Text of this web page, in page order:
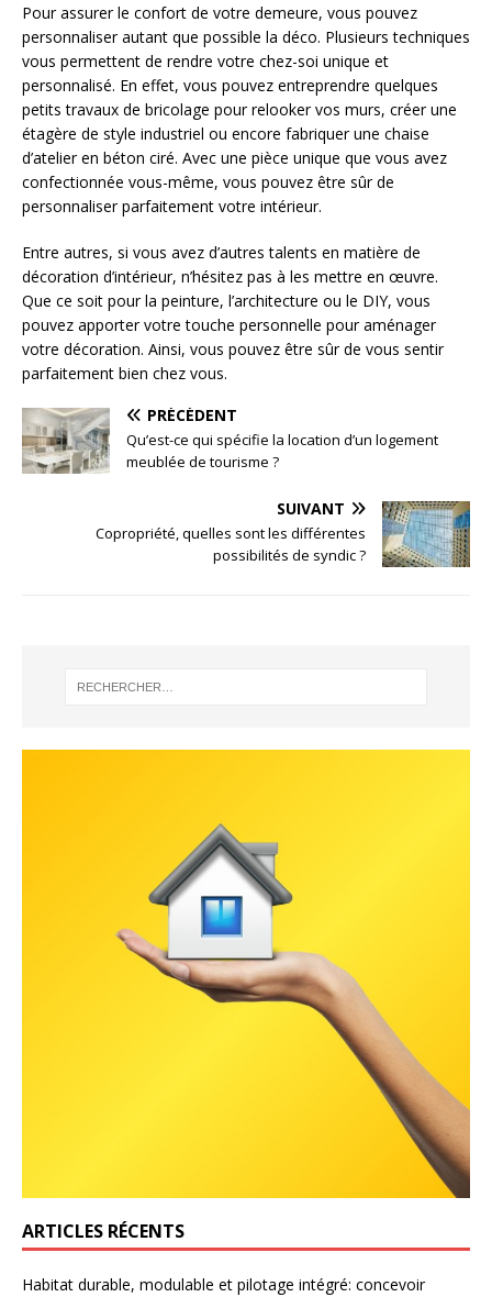
Pour assurer le confort de votre demeure, vous pouvez
personnaliser autant que possible la déco. Plusieurs techniques
vous permettent de rendre votre chez-soi unique et
personnalisé. En effet, vous pouvez entreprendre quelques
petits travaux de bricolage pour relooker vos murs, créer une
étagère de style industriel ou encore fabriquer une chaise
d’atelier en béton ciré. Avec une pièce unique que vous avez
confectionnée vous-même, vous pouvez être sûr de
personnaliser parfaitement votre intérieur.
Entre autres, si vous avez d’autres talents en matière de
décoration d’intérieur, n’hésitez pas à les mettre en œuvre.
Que ce soit pour la peinture, l’architecture ou le DIY, vous
pouvez apporter votre touche personnelle pour aménager
votre décoration. Ainsi, vous pouvez être sûr de vous sentir
parfaitement bien chez vous.
PRÉCÉDENT
Qu’est-ce qui spécifie la location d’un logement
meublée de tourisme ?
SUIVANT
Copropriété, quelles sont les différentes
possibilités de syndic ?
ARTICLES RÉCENTS
Habitat durable, modulable et pilotage intégré: concevoir